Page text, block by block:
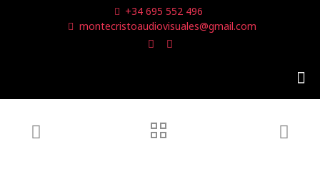
+34 695 552 496
montecristoaudiovisuales@gmail.com